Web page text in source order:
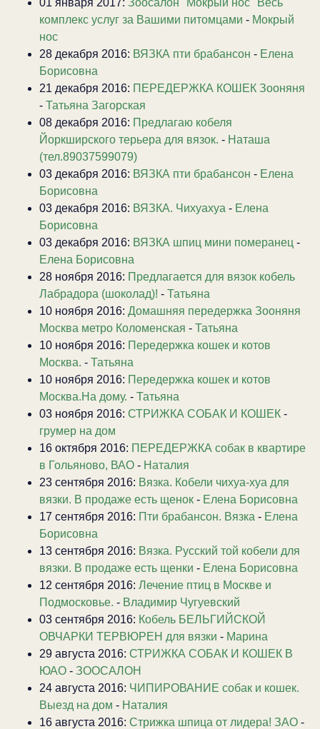
01 января 2017: Зоосалон "Мокрый нос" Весь
комплекс услуг за Вашими питомцами - Мокрый
нос
28 декабря 2016: ВЯЗКА пти брабансон - Елена
Борисовна
21 декабря 2016: ПЕРЕДЕРЖКА КОШЕК Зооняня
- Татьяна Загорская
08 декабря 2016: Предлагаю кобеля
Йоркширского терьера для вязок. - Наташа
(тел.89037599079)
03 декабря 2016: ВЯЗКА пти брабансон - Елена
Борисовна
03 декабря 2016: ВЯЗКА. Чихуахуа - Елена
Борисовна
03 декабря 2016: ВЯЗКА шпиц мини померанец -
Елена Борисовна
28 ноября 2016: Предлагается для вязок кобель
Лабрадора (шоколад)! - Татьяна
10 ноября 2016: Домашняя передержка Зооняня
Москва метро Коломенская - Татьяна
10 ноября 2016: Передержка кошек и котов
Москва. - Татьяна
10 ноября 2016: Передержка кошек и котов
Москва.На дому. - Татьяна
03 ноября 2016: СТРИЖКА СОБАК И КОШЕК -
грумер на дом
16 октября 2016: ПЕРЕДЕРЖКА собак в квартире
в Гольяново, ВАО - Наталия
23 сентября 2016: Вязка. Кобели чихуа-хуа для
вязки. В продаже есть щенок - Елена Борисовна
17 сентября 2016: Пти брабансон. Вязка - Елена
Борисовна
13 сентября 2016: Вязка. Русский той кобели для
вязки. В продаже есть щенки - Елена Борисовна
12 сентября 2016: Лечение птиц в Москве и
Подмосковье. - Владимир Чугуевский
03 сентября 2016: Кобель БЕЛЬГИЙСКОЙ
ОВЧАРКИ ТЕРВЮРЕН для вязки - Марина
29 августа 2016: СТРИЖКА СОБАК И КОШЕК В
ЮАО - ЗООСАЛОН
24 августа 2016: ЧИПИРОВАНИЕ собак и кошек.
Выезд на дом - Наталия
16 августа 2016: Стрижка шпица от лидера! ЗАО -